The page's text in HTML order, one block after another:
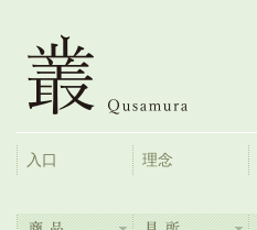
入口 理念